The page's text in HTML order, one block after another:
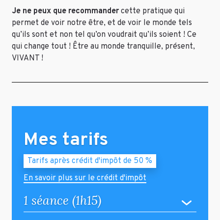
Je ne peux que recommander cette pratique qui
permet de voir notre être, et de voir le monde tels
qu’ils sont et non tel qu’on voudrait qu’ils soient ! Ce
qui change tout ! Être au monde tranquille, présent,
VIVANT !
Mes tarifs
Tarifs après crédit d'impôt de 50 %
En savoir plus sur le crédit d'impôt
1 séance (1h15)